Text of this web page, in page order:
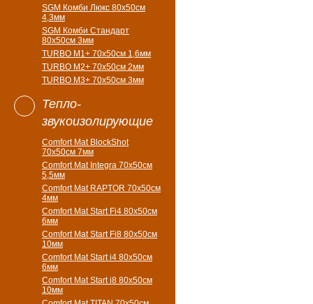
SGM Комби Люкс 80x50см
4,3мм
SGM Комби Стандарт
80x50см 3мм
TURBO M1+ 70х50см 1,6мм
TURBO M2+ 70х50см 2мм
TURBO M3+ 70х50см 3мм
Тепло-
звукоизолирующие
Comfort Mat BlockShot
70х50см 7мм
Comfort Mat Integra 70х50см
5,5мм
Comfort Mat RAPTOR 70х50см
4мм
Comfort Mat Start Fi4 80х50см
6мм
Comfort Mat Start Fi8 80х50см
10мм
Comfort Mat Start i4 80х50см
6мм
Comfort Mat Start i8 80х50см
10мм